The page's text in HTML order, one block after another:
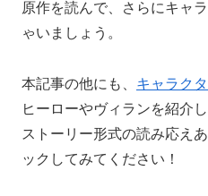
原作を読んで、さらにキャ
ゃいましょう。
本記事の他にも、 キャラク
ヒーローやヴィランを紹介し
ストーリー形式の読み応え
ックしてみてください！